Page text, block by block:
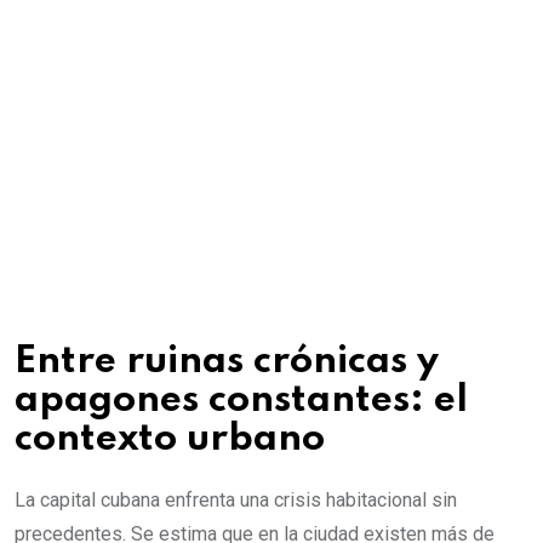
Entre ruinas crónicas y
apagones constantes: el
contexto urbano
La capital cubana enfrenta una crisis habitacional sin
precedentes. Se estima que en la ciudad existen más de